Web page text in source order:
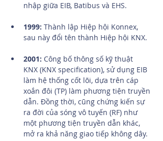
nhập giữa EIB, Batibus và EHS.
1999: Thành lập Hiệp hội Konnex,
sau này đổi tên thành Hiệp hội KNX.
2001: Công bố thông số kỹ thuật
KNX (KNX specification), sử dụng EIB
làm hệ thống cốt lõi, dựa trên cáp
xoắn đôi (TP) làm phương tiện truyền
dẫn. Đồng thời, cũng chứng kiến sự
ra đời của sóng vô tuyến (RF) như
một phương tiện truyền dẫn khác,
mở ra khả năng giao tiếp không dây.